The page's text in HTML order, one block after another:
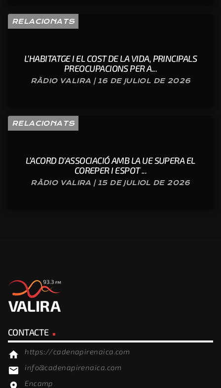
RELACIONATS
L’HABITATGE I EL COST DE LA VIDA, PRINCIPALS
PREOCUPACIONS PER A...
RÀDIO VALIRA | 16 DE JULIOL DE 2026
RELACIONATS
L’ACORD D’ASSOCIACIÓ AMB LA UE SUPERA EL
COREPER I ESPOT ...
RÀDIO VALIRA | 15 DE JULIOL DE 2026
CONTACTE
home https://cadenapirenaica.com
email info@cadenapirenaica.com
Encamp